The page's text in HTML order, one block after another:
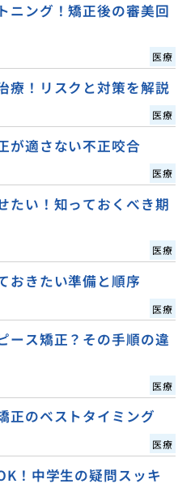
ニング！矯正後の審美回
医療
療！リスクと対策を解説
医療
が適さない不正咬合
医療
たい！知っておくべき期
医療
おきたい準備と順序
医療
ース矯正？その手順の違
医療
正のベストタイミング
医療
！中学生の疑問スッキ